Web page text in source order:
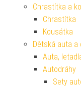
Chrastítka a
Chrastítka
Kousátka
Dětská auta a
Auta,
Autodráhy
Sety